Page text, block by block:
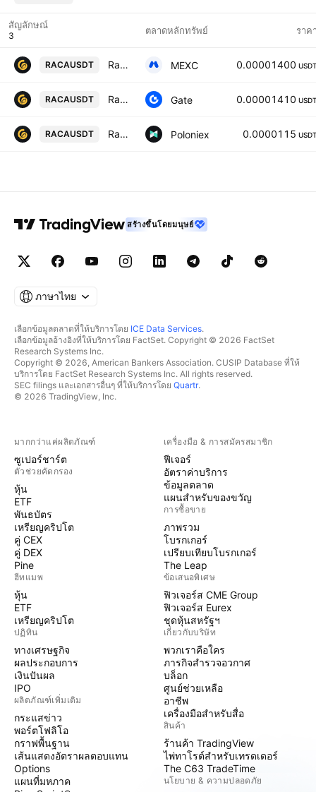
สัญลักษณ์ ตลาดหลักทรัพย์ ราค
RACAUSDT Radio Caca / USDT MEXC 0.00001400
RACAUSDT Radio Caca/Tether Gate 0.00001410
RACAUSDT Radio Caca V2 / Tether USD Poloniex 0.0000115
สร้างขึ้นโดยมนุษย์
ภาษาไทย
เลือกข้อมูลตลาดที่ให้บริการโดย ICE Data Services.
เลือกข้อมูลอ้างอิงที่ให้บริการโดย FactSet. Copyright © 2026 FactSet
Research Systems Inc.
Copyright © 2026, American Bankers Association. CUSIP Database ที่ให้
บริการโดย FactSet Research Systems Inc. All rights reserved.
SEC filings และเอกสารอื่นๆ ที่ให้บริการโดย Quartr.
© 2026 TradingView, Inc.
มากกว่าแค่ผลิตภัณฑ์
ซูเปอร์ชาร์ต
ตัวช่วยคัดกรอง
หุ้น
ETF
พันธบัตร
เหรียญคริปโต
คู่ CEX
คู่ DEX
Pine
ฮีทแมพ
หุ้น
ETF
เหรียญคริปโต
ปฏิทิน
ทางเศรษฐกิจ
ผลประกอบการ
เงินปันผล
IPO
ผลิตภัณฑ์เพิ่มเติม
กระแสข่าว
พอร์ตโฟลิโอ
กราฟพื้นฐาน
เส้นแสดงอัตราผลตอบแทน
Options
แผนที่มหภาค
เครื่องมือ & การสมัครสมาชิก
ฟีเจอร์
อัตราค่าบริการ
ข้อมูลตลาด
แผนสำหรับของขวัญ
การซื้อขาย
ภาพรวม
โบรกเกอร์
เปรียบเทียบโบรกเกอร์
The Leap
ข้อเสนอพิเศษ
ฟิวเจอร์ส CME Group
ฟิวเจอร์ส Eurex
ชุดหุ้นสหรัฐฯ
เกี่ยวกับบริษัท
พวกเราคือใคร
ภารกิจสำรวจอวกาศ
บล็อก
ศูนย์ช่วยเหลือ
อาชีพ
เครื่องมือสำหรับสื่อ
สินค้า
ร้านค้า TradingView
ไพ่ทาโรต์สำหรับเทรดเดอร์
The C63 TradeTime
นโยบาย & ความปลอดภัย